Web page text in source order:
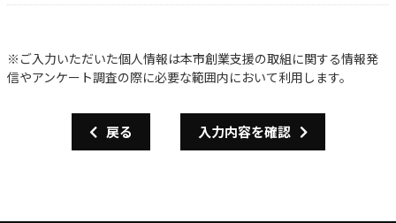
※ご入力いただいた個人情報は本市創業支援の取組に関する情報発
信やアンケート調査の際に必要な範囲内において利用します。
戻る 入力内容を確認